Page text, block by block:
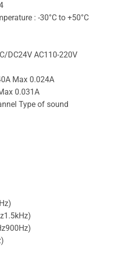
: -30°C to +50°C
DC24V AC110-220V
Max 0.024A
0.031A
Type of sound